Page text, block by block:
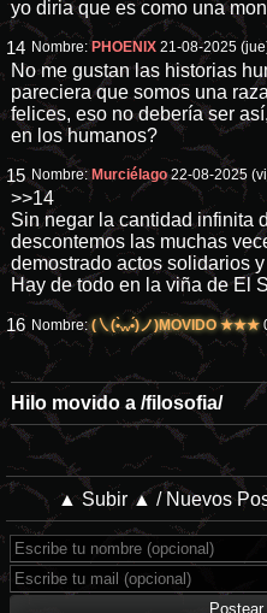
yo diria que es como una
14 Nombre: PHOENIX 21-08-2025
No me gustan las historias
pareciera que somos una
felices, eso no debería ser
en los humanos?
15 Nombre: Murciélago 22-08-2025
>>14
Sin negar la cantidad infinita
descontemos las muchas
demostrado actos solidarios
Hay de todo en la viña de El
16 Nombre:(㇏(•̀ᵥᵥ•́)ノ)MOVIDO ★★★
Hilo movido a /filosofia/
▲ Subir ▲ / Nuevos